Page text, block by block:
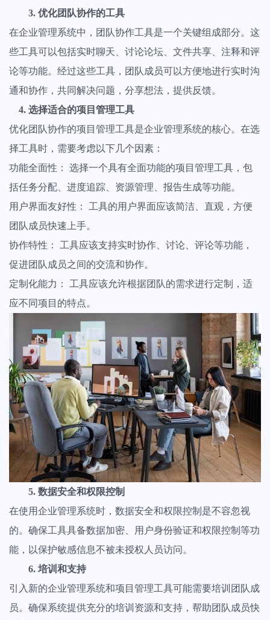
3. 优化团队协作的工具
在企业管理系统中，团队协作工具是一个关键组成部分。这
些工具可以包括实时聊天、讨论论坛、文件共享、注释和评
论等功能。经过这些工具，团队成员可以方便地进行实时沟
通和协作，共同解决问题，分享想法，提供反馈。
4. 选择适合的项目管理工具
优化团队协作的项目管理工具是企业管理系统的核心。在选
择工具时，需要考虑以下几个因素：
功能全面性： 选择一个具有全面功能的项目管理工具，包
括任务分配、进度追踪、资源管理、报告生成等功能。
用户界面友好性： 工具的用户界面应该简洁、直观，方便
团队成员快速上手。
协作特性： 工具应该支持实时协作、讨论、评论等功能，
促进团队成员之间的交流和协作。
定制化能力： 工具应该允许根据团队的需求进行定制，适
应不同项目的特点。
5. 数据安全和权限控制
在使用企业管理系统时，数据安全和权限控制是不容忽视
的。确保工具具备数据加密、用户身份验证和权限控制等功
能，以保护敏感信息不被未授权人员访问。
6. 培训和支持
引入新的企业管理系统和项目管理工具可能需要培训团队成
员。确保系统提供充分的培训资源和支持，帮助团队成员快